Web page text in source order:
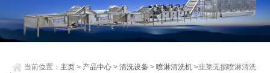
当前位置： 主页 > 产品中心 >清洗设备 >喷淋清洗机 >韭菜无损喷淋清洗